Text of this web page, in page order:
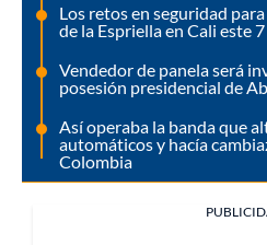
Los retos en seguridad
de la Espriella en Cali este
Vendedor de panela será
posesión presidencial de
Así operaba la banda que
automáticos y hacía
Colombia